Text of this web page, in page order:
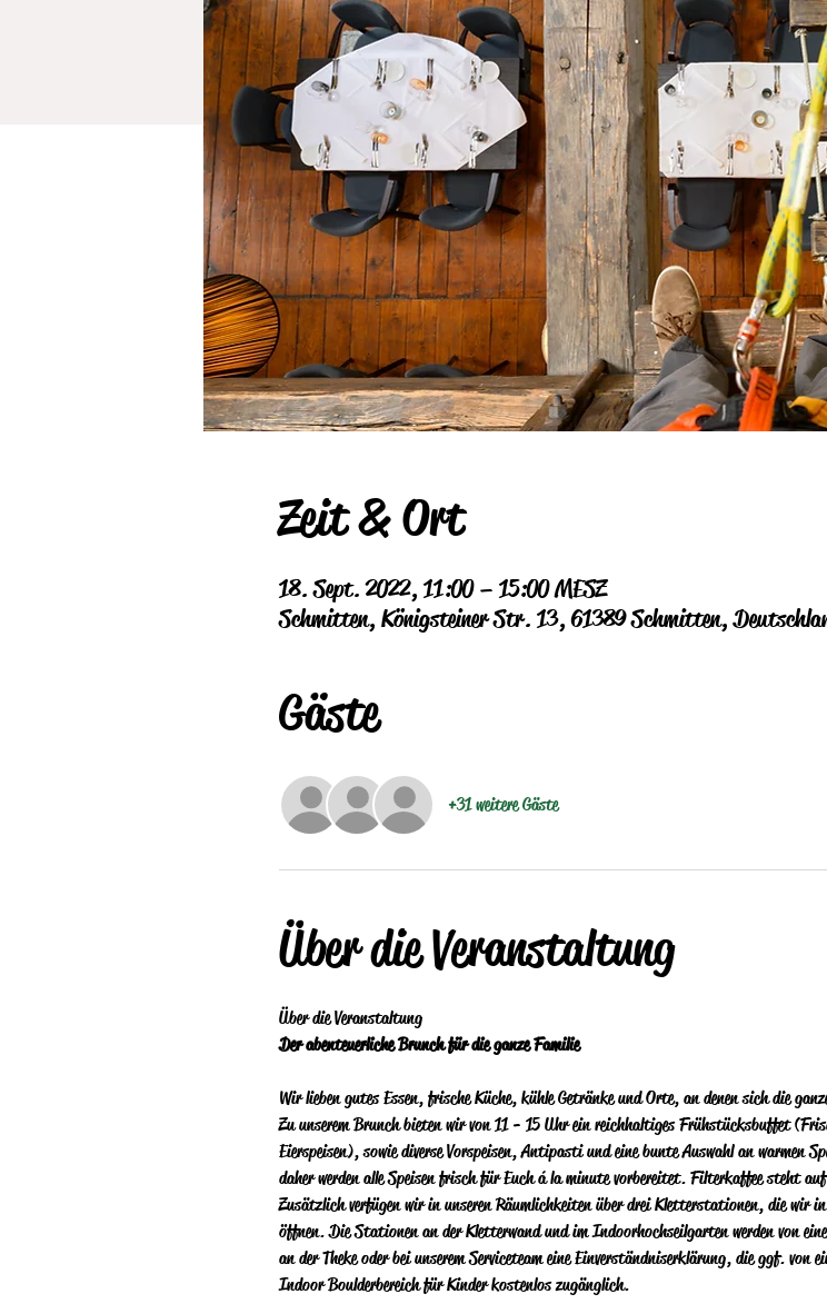
Zeit & Ort
18. Sept. 2022, 11:00 – 15:00 MESZ
Schmitten, Königsteiner Str. 13, 61389 Schmitten,
Gäste
+31 weitere Gäste
Über die Veranstaltung
Über die Veranstaltung
Der abenteuerliche Brunch für die ganze Familie
Wir lieben gutes Essen, frische Küche, kühle Getränke und Orte, an denen sich die
Zu unserem Brunch bieten wir von 11 - 15 Uhr ein reichhaltiges Frühstücksbuffet
Eierspeisen), sowie diverse Vorspeisen, Antipasti und eine bunte Auswahl an warmen
daher werden alle Speisen frisch für Euch á la minute vorbereitet.  Filterkaffee steht
Zusätzlich verfügen wir in unseren Räumlichkeiten über drei Kletterstationen, die wir
öffnen. Die Stationen an der Kletterwand und im Indoorhochseilgarten werden von
an der Theke oder bei unserem Serviceteam eine Einverständniserklärung, die ggf. von
Indoor Boulderbereich für Kinder kostenlos zugänglich.